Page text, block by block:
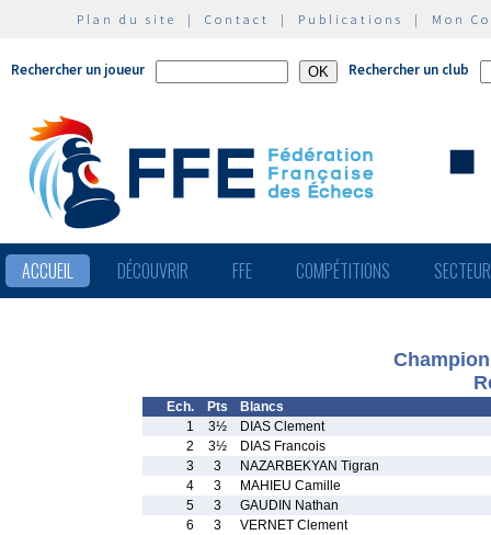
Plan du site | Contact | Publications | Mon
Rechercher un joueur Rechercher un club
ACCUEIL DÉCOUVRIR FFE COMPÉTITIONS
Ech. Pts
Blancs
1
3½
DIAS Clement
2
3½
DIAS Francois
3
3
NAZARBEKYAN Tigran
4
3
MAHIEU Camille
5
3
GAUDIN Nathan
6
3
VERNET Clement